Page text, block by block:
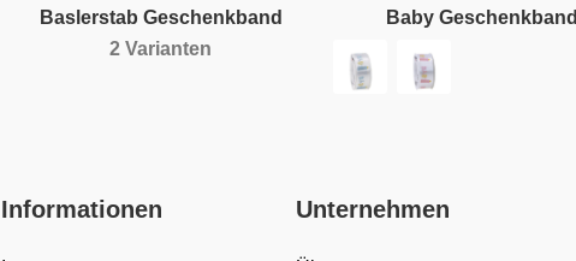
Baslerstab Geschenkband
2 Varianten
Baby Geschenkband
Informationen Unternehmen